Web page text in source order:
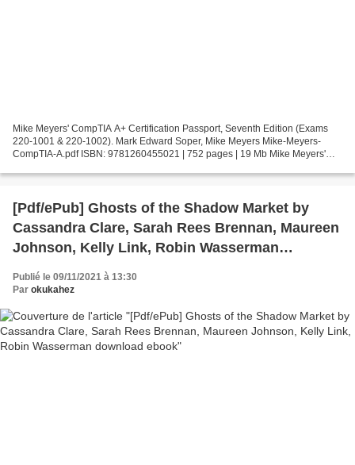
Mike Meyers' CompTIA A+ Certification Passport, Seventh Edition (Exams
220-1001 & 220-1002). Mark Edward Soper, Mike Meyers Mike-Meyers-
CompTIA-A.pdf ISBN: 9781260455021 | 752 pages | 19 Mb Mike Meyers'
[Pdf/ePub] Ghosts of the Shadow Market by
Cassandra Clare, Sarah Rees Brennan, Maureen
Johnson, Kelly Link, Robin Wasserman
Publié le 09/11/2021 à 13:30
Par okukahez